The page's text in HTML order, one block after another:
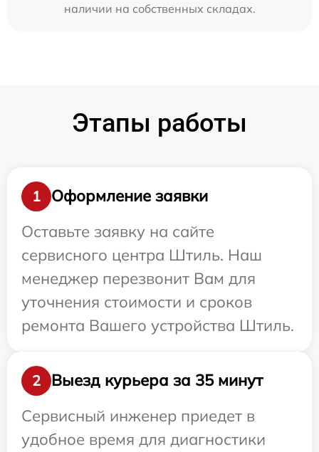
наличии на собственных складах.
Этапы работы
1
Оформление заявки
Оставьте заявку на сайте
сервисного центра Штиль. Наш
менеджер перезвонит Вам для
уточнения стоимости и сроков
ремонта Вашего устройства Штиль.
2
Выезд курьера за 35 минут
Сервисный инженер приедет в
удобное время для диагностики